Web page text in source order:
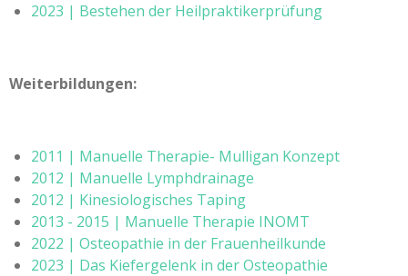
2023 | Bestehen der Heilpraktikerprüfung
Weiterbildungen:
2011 | Manuelle Therapie- Mulligan Konzept
2012 | Manuelle Lymphdrainage
2012 | Kinesiologisches Taping
2013 - 2015 | Manuelle Therapie INOMT
2022 | Osteopathie in der Frauenheilkunde
2023 | Das Kiefergelenk in der Osteopathie